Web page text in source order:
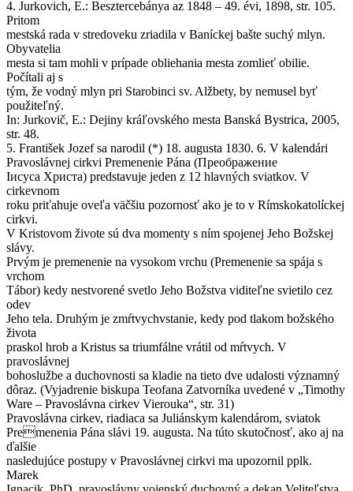
4. Jurkovich, E.: Besztercebánya az 1848 – 49. évi, 1898, str. 105.
Pritom
mestská rada v stredoveku zriadila v Baníckej bašte suchý mlyn.
Obyvatelia
mesta si tam mohli v prípade obliehania mesta zomlieť obilie.
Počítali aj s
tým, že vodný mlyn pri Starobinci sv. Alžbety, by nemusel byť
použiteľný.
In: Jurkovič, E.: Dejiny kráľovského mesta Banská Bystrica, 2005,
str. 48.
5. František Jozef sa narodil (*) 18. augusta 1830. 6. V kalendári
Pravoslávnej cirkvi Premenenie Pána (Преображение
Іисуса Христа) predstavuje jeden z 12 hlavných sviatkov. V
cirkevnom
roku priťahuje oveľa väčšiu pozornosť ako je to v Rímskokatolíckej
cirkvi.
V Kristovom živote sú dva momenty s ním spojenej Jeho Božskej
slávy.
Prvým je premenenie na vysokom vrchu (Premenenie sa spája s
vrchom
Tábor) kedy nestvorené svetlo Jeho Božstva viditeľne svietilo cez
odev
Jeho tela. Druhým je zmŕtvychvstanie, kedy pod tlakom božského
života
praskol hrob a Kristus sa triumfálne vrátil od mŕtvych. V
pravoslávnej
bohoslužbe a duchovnosti sa kladie na tieto dve udalosti významný
dôraz. (Vyjadrenie biskupa Teofana Zatvorníka uvedené v „Timothy
Ware – Pravoslávna cirkev Vierouka“, str. 31)
Pravoslávna cirkev, riadiaca sa Juliánskym kalendárom, sviatok
Premenenia Pána slávi 19. augusta. Na túto skutočnosť, ako aj na
ďalšie
nasledujúce postupy v Pravoslávnej cirkvi ma upozornil pplk.
Marek